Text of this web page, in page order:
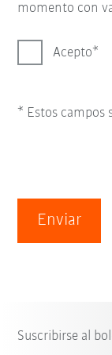
momento con
Acepto
* Estos campos
Enviar
Suscribirse al